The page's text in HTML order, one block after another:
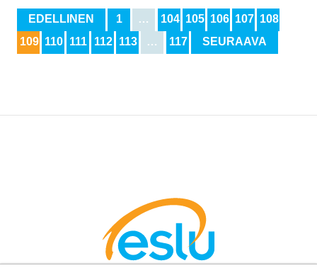
EDELLINEN 1 … 104 105 106 107 108
109 110 111 112 113 … 117 SEURAAVA